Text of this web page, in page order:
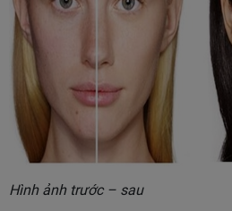
Hình ảnh trước – sau